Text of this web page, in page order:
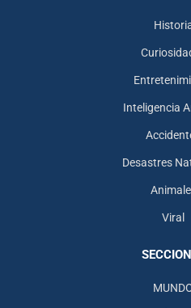
Inteligencia
Desastres
Viral